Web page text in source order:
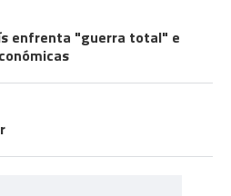
enfrenta "guerra total" e